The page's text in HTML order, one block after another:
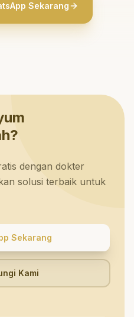
Sekarang
dengan dokter
solusi terbaik untuk
Sekarang
Kami